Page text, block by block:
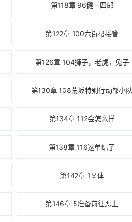
第118章 96健一四郎
第122章 100六街帮接管
第126章 104狮子，老虎，兔子
第130章 108荒坂特别行动部小队
第134章 112会怎么样
第138章 116这单结了
第142章 1义体
第146章 5准备前往恶土